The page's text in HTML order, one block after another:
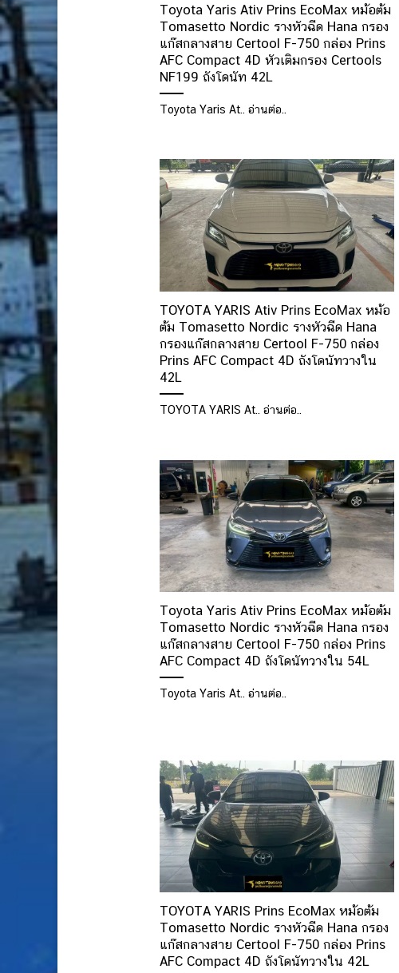
Toyota Yaris Ativ Prins EcoMax หม้อต้ม
Tomasetto Nordic รางหัวฉีด Hana กรอง
แก๊สกลางสาย Certool F-750 กล่อง Prins
AFC Compact 4D หัวเติมกรอง Certools
NF199 ถังโดนัท 42L
Toyota Yaris At.. อ่านต่อ..
TOYOTA YARIS Ativ Prins EcoMax หม้อ
ต้ม Tomasetto Nordic รางหัวฉีด Hana
กรองแก๊สกลางสาย Certool F-750 กล่อง
Prins AFC Compact 4D ถังโดนัทวางใน
42L
TOYOTA YARIS At.. อ่านต่อ..
Toyota Yaris Ativ Prins EcoMax หม้อต้ม
Tomasetto Nordic รางหัวฉีด Hana กรอง
แก๊สกลางสาย Certool F-750 กล่อง Prins
AFC Compact 4D ถังโดนัทวางใน 54L
Toyota Yaris At.. อ่านต่อ..
TOYOTA YARIS Prins EcoMax หม้อต้ม
Tomasetto Nordic รางหัวฉีด Hana กรอง
แก๊สกลางสาย Certool F-750 กล่อง Prins
AFC Compact 4D ถังโดนัทวางใน 42L